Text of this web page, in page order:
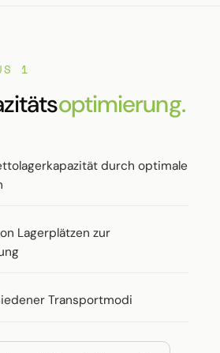
1
optimierung.
durch optimale
Lagerplätzen zur
Transportmodi